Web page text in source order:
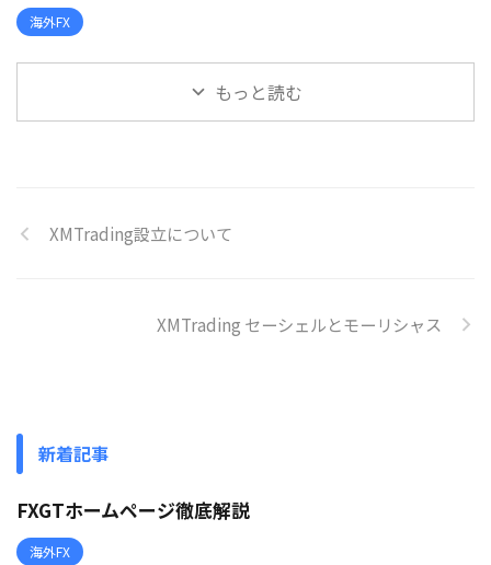
海外FX
もっと読む
XMTrading設立について
XMTrading セーシェルとモーリシャス
新着記事
FXGTホームページ徹底解説
海外FX